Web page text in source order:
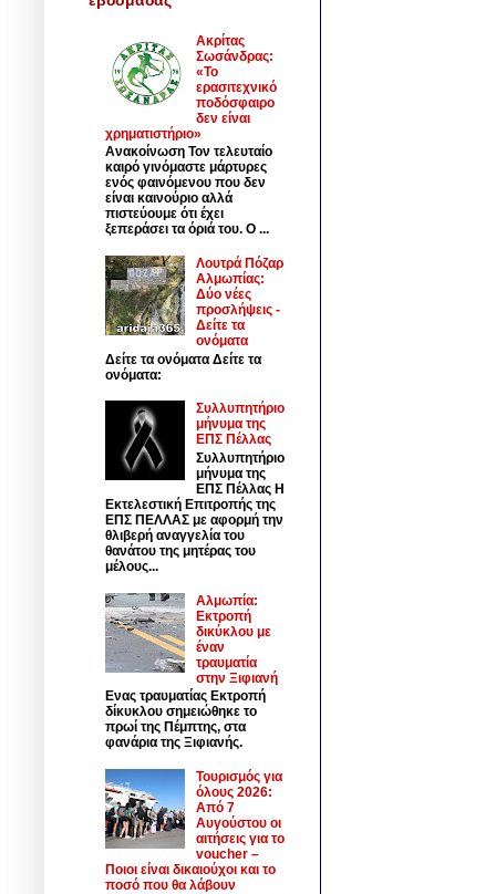
Ακρίτας
Σωσάνδρας:
«Το
ερασιτεχνικό
ποδόσφαιρο
δεν είναι
χρηματιστήριο»
Ανακοίνωση Τον τελευταίο
καιρό γινόμαστε μάρτυρες
ενός φαινόμενου που δεν
είναι καινούριο αλλά
πιστεύουμε ότι έχει
ξεπεράσει τα όριά του. Ο ...
Λουτρά Πόζαρ
Αλμωπίας:
Δύο νέες
προσλήψεις -
Δείτε τα
ονόματα
Δείτε τα ονόματα Δείτε τα
ονόματα:
Συλλυπητήριο
μήνυμα της
ΕΠΣ Πέλλας
Συλλυπητήριο
μήνυμα της
ΕΠΣ Πέλλας Η
Εκτελεστική Επιτροπής της
ΕΠΣ ΠΕΛΛΑΣ με αφορμή την
θλιβερή αναγγελία του
θανάτου της μητέρας του
μέλους...
Αλμωπία:
Εκτροπή
δικύκλου με
έναν
τραυματία
στην Ξιφιανή
Ενας τραυματίας Εκτροπή
δίκυκλου σημειώθηκε το
πρωί της Πέμπτης, στα
φανάρια της Ξιφιανής.
Τουρισμός για
όλους 2026:
Από 7
Αυγούστου οι
αιτήσεις για το
voucher –
Ποιοι είναι δικαιούχοι και το
ποσό που θα λάβουν